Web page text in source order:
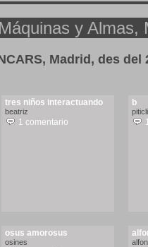
y Almas,
Madrid, des del
tres niños interactuando
beatriz
1 comentario
b
piticli
osus amorosus
osines